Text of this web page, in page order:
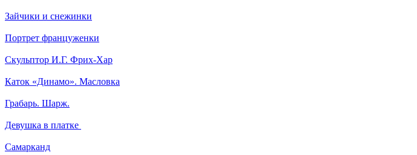
Зайчики и снежинки
Портрет француженки
Скульптор И.Г. Фрих-Хар
Каток «Динамо». Масловка
Грабарь. Шарж.
Девушка в платке
Самарканд